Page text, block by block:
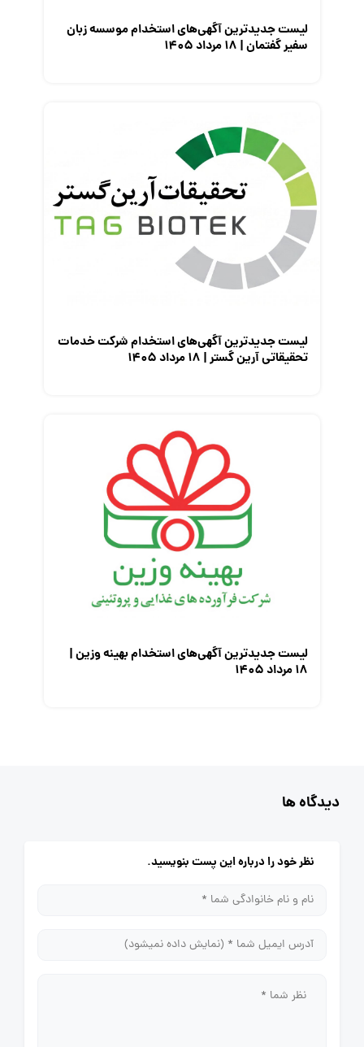
لیست جدیدترین آگهی‌های استخدام موسسه زبان
سفیر گفتمان | ۱۸ مرداد ۱۴۰۵
لیست جدیدترین آگهی‌های استخدام شرکت خدمات
تحقیقاتی آرین گستر | ۱۸ مرداد ۱۴۰۵
لیست جدیدترین آگهی‌های استخدام بهینه وزین |
۱۸ مرداد ۱۴۰۵
دیدگاه ها
نظر خود را درباره این پست بنویسید.